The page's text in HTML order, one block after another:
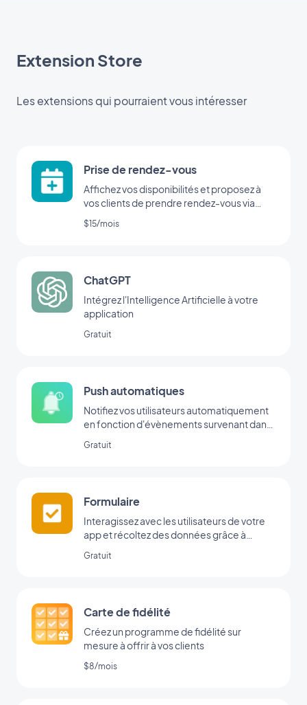
Extension Store
Les extensions qui pourraient vous intéresser
Prise de rendez-vous
Affichez vos disponibilités et proposez à
vos clients de prendre rendez-vous via
votre application
$15/mois
ChatGPT
Intégrez l'Intelligence Artificielle à votre
application
Gratuit
Push automatiques
Notifiez vos utilisateurs automatiquement
en fonction d'évènements survenant dans
Gratuit
Formulaire
Interagissez avec les utilisateurs de votre
app et récoltez des données grâce à
Gratuit
Carte de fidélité
Créez un programme de fidélité sur
mesure à offrir à vos clients
$8/mois